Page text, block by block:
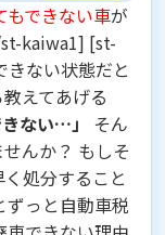
もできない車が
kaiwa1] [st-
ない状態だと
えてあげる
ない…」
そん
んか？ もしそ
処分すること
ずっと自動車税